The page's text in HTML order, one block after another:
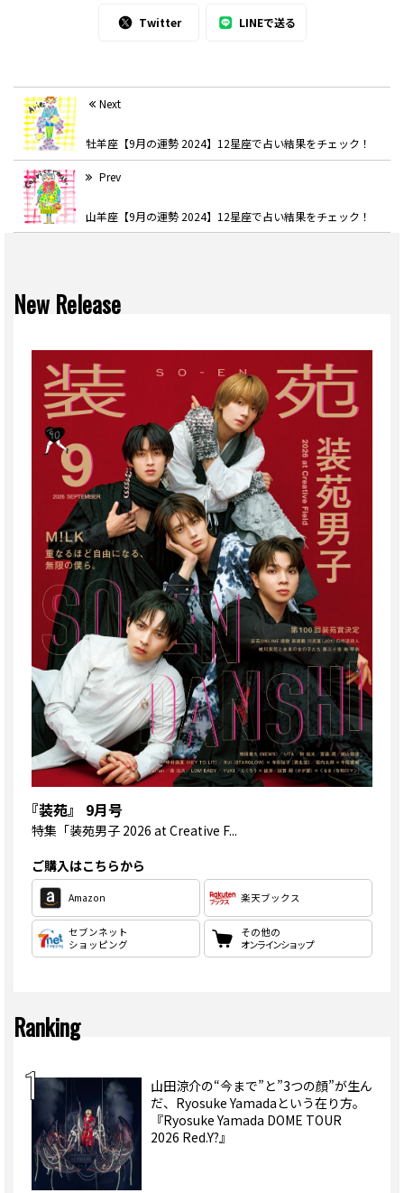
Twitter LINEで送る
Next
牡羊座【9月の運勢 2024】12星座で占い結果をチェック！
Prev
山羊座【9月の運勢 2024】12星座で占い結果をチェック！
New Release
『装苑』 9月号
特集 「装苑男子 2026 at Creative F...
ご購入はこちらから
Amazon 楽天ブックス
セブンネット
ショッピング
その他の
オンラインショップ
Ranking
山田涼介の“今まで”と”3つの顔”が生ん
だ、Ryosuke Yamadaという在り方。
『Ryosuke Yamada DOME TOUR
2026 Red.Y?』